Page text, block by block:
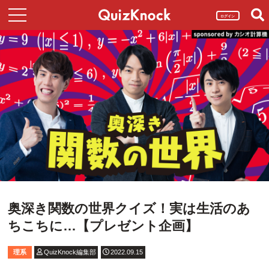
ログイン
奥深き関数の世界クイズ！実は生活のあ
ちこちに…【プレゼント企画】
理系 QuizKnock編集部 2022.09.15